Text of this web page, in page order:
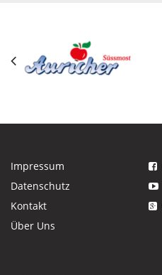
Impressum
Datenschutz
Kontakt
Über Uns